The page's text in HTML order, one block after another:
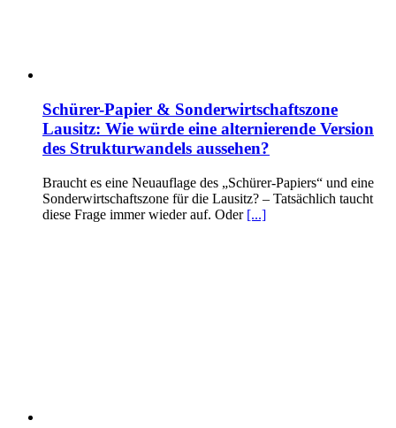
Schürer-Papier & Sonderwirtschaftszone
Lausitz: Wie würde eine alternierende Version
des Strukturwandels aussehen?
Braucht es eine Neuauflage des „Schürer-Papiers“ und eine
Sonderwirtschaftszone für die Lausitz? – Tatsächlich taucht
diese Frage immer wieder auf. Oder [...]